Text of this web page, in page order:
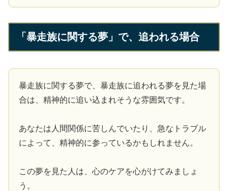
「暴走族に関する夢」で、追われる場合
暴走族に関する夢で、暴走族に追われる夢を見た場
合は、精神的に追い込まれそうな雰囲気です。
あなたは人間関係に苦しんでいたり、急なトラブル
によって、精神的に参っているかもしれません。
この夢を見た人は、心のケアを心がけてみましょ
う。